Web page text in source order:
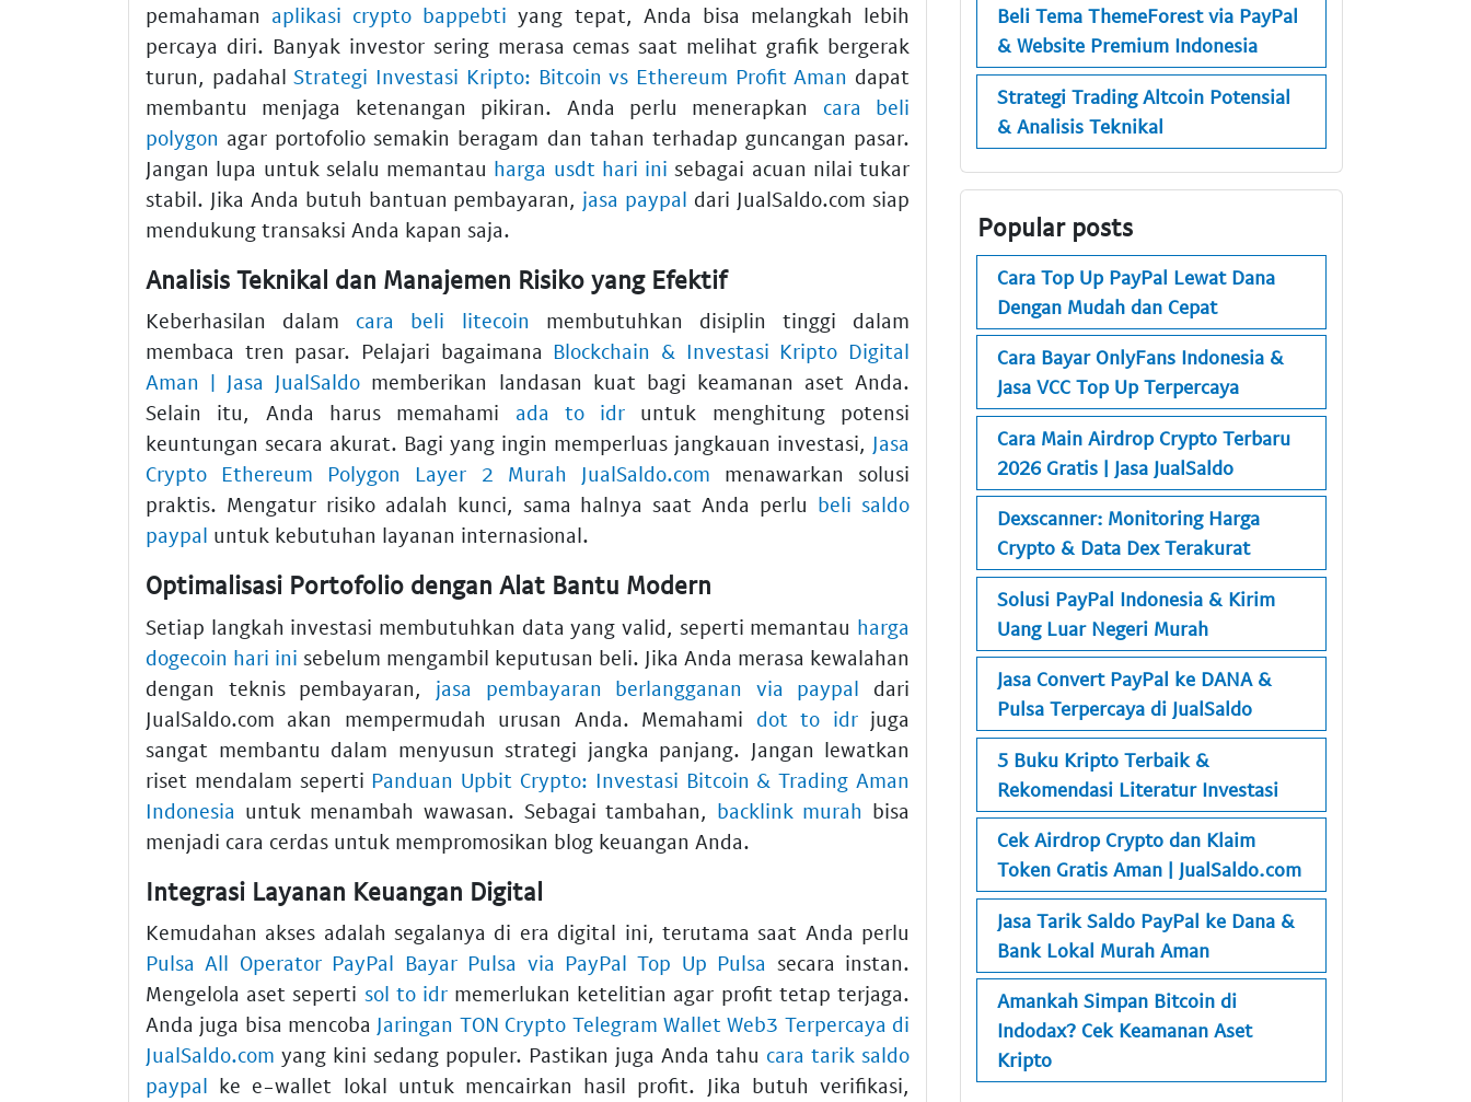
pemahaman aplikasi crypto bappebti yang tepat, Anda bisa melangkah lebih
percaya diri. Banyak investor sering merasa cemas saat melihat grafik bergerak
turun, padahalStrategi Investasi Kripto: Bitcoin vs Ethereum Profit Aman dapat
membantu menjaga ketenangan pikiran. Anda perlu menerapkan cara beli
polygon agar portofolio semakin beragam dan tahan terhadap guncangan pasar.
Jangan lupa untuk selalu memantau harga usdt hari ini sebagai acuan nilai tukar
stabil. Jika Anda butuh bantuan pembayaran, jasa paypal dari JualSaldo.com siap
mendukung transaksi Anda kapan saja.
Analisis Teknikal dan Manajemen Risiko yang Efektif
Keberhasilan dalam cara beli litecoin membutuhkan disiplin tinggi dalam
membaca tren pasar. Pelajari bagaimana Blockchain & Investasi Kripto Digital
Aman | Jasa JualSaldo memberikan landasan kuat bagi keamanan aset Anda.
Selain itu, Anda harus memahami ada to idr untuk menghitung potensi
keuntungan secara akurat. Bagi yang ingin memperluas jangkauan investasi, Jasa
Crypto Ethereum Polygon Layer 2 Murah JualSaldo.com menawarkan solusi
praktis. Mengatur risiko adalah kunci, sama halnya saat Anda perlu beli saldo
paypal untuk kebutuhan layanan internasional.
Optimalisasi Portofolio dengan Alat Bantu Modern
Setiap langkah investasi membutuhkan data yang valid, seperti memantau harga
dogecoin hari ini sebelum mengambil keputusan beli. Jika Anda merasa kewalahan
dengan teknis pembayaran, jasa pembayaran berlangganan via paypal dari
JualSaldo.com akan mempermudah urusan Anda. Memahami dot to idrjuga
sangat membantu dalam menyusun strategi jangka panjang. Jangan lewatkan
riset mendalam seperti Panduan Upbit Crypto: Investasi Bitcoin & Trading Aman
Indonesia untuk menambah wawasan. Sebagai tambahan, backlink murah bisa
menjadi cara cerdas untuk mempromosikan blog keuangan Anda.
Integrasi Layanan Keuangan Digital
Kemudahan akses adalah segalanya di era digital ini, terutama saat Anda perlu
Pulsa All Operator PayPal Bayar Pulsa via PayPal Top Up Pulsa secara instan.
Mengelola aset seperti sol to idrmemerlukan ketelitian agar profit tetap terjaga.
Anda juga bisa mencoba Jaringan TON Crypto Telegram Wallet Web3 Terpercaya di
JualSaldo.com yang kini sedang populer. Pastikan juga Anda tahu cara tarik saldo
paypal ke e-wallet lokal untuk mencairkan hasil profit. Jika butuh verifikasi,
Beli Tema ThemeForest via PayPal
& Website Premium Indonesia
Strategi Trading Altcoin Potensial
& Analisis Teknikal
Popular posts
Cara Top Up PayPal Lewat Dana
Dengan Mudah dan Cepat
Cara Bayar OnlyFans Indonesia &
Jasa VCC Top Up Terpercaya
Cara Main Airdrop Crypto Terbaru
2026 Gratis | Jasa JualSaldo
Dexscanner: Monitoring Harga
Crypto & Data Dex Terakurat
Solusi PayPal Indonesia & Kirim
Uang Luar Negeri Murah
Jasa Convert PayPal ke DANA &
Pulsa Terpercaya di JualSaldo
5 Buku Kripto Terbaik &
Rekomendasi Literatur Investasi
Cek Airdrop Crypto dan Klaim
Token Gratis Aman | JualSaldo.com
Jasa Tarik Saldo PayPal ke Dana &
Bank Lokal Murah Aman
Amankah Simpan Bitcoin di
Indodax? Cek Keamanan Aset
Kripto